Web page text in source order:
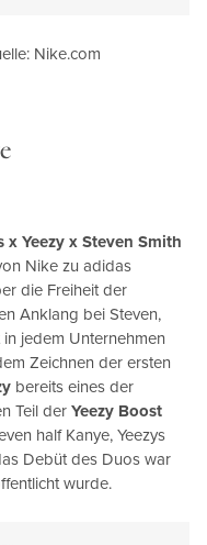
Nike.com
x Yeezy x Steven Smith
Nike zu adidas
die Freiheit der
Anklang bei Steven,
jedem Unternehmen
Zeichnen der ersten
bereits eines der
Teil der Yeezy Boost
half Kanye, Yeezys
Debüt des Duos war
wurde.